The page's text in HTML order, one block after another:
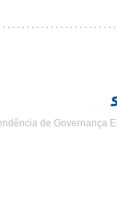
de Governança